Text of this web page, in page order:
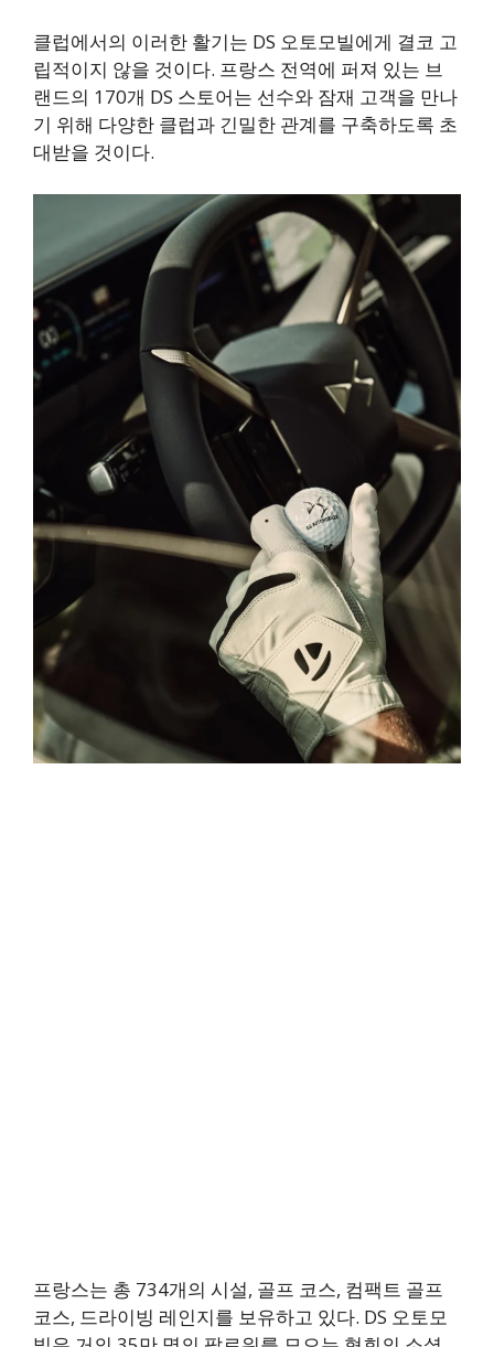
클럽에서의 이러한 활기는 DS 오토모빌에게 결코 고
립적이지 않을 것이다. 프랑스 전역에 퍼져 있는 브
랜드의 170개 DS 스토어는 선수와 잠재 고객을 만나
기 위해 다양한 클럽과 긴밀한 관계를 구축하도록 초
대받을 것이다.
프랑스는 총 734개의 시설, 골프 코스, 컴팩트 골프
코스, 드라이빙 레인지를 보유하고 있다. DS 오토모